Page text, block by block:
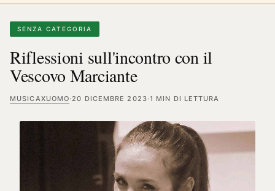
SENZA CATEGORIA
Riflessioni sull'incontro con il
Vescovo Marciante
MUSICAXUOMO·20 DICEMBRE 2023·1 MIN DI LETTURA